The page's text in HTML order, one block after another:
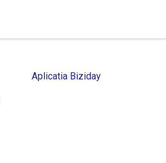
Aplicatia Biziday